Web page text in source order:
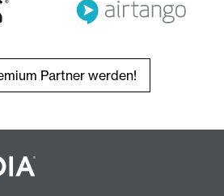
Partner werden!